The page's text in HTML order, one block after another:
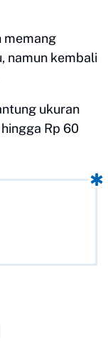
memang
namun kembali
ukuran
Rp 60